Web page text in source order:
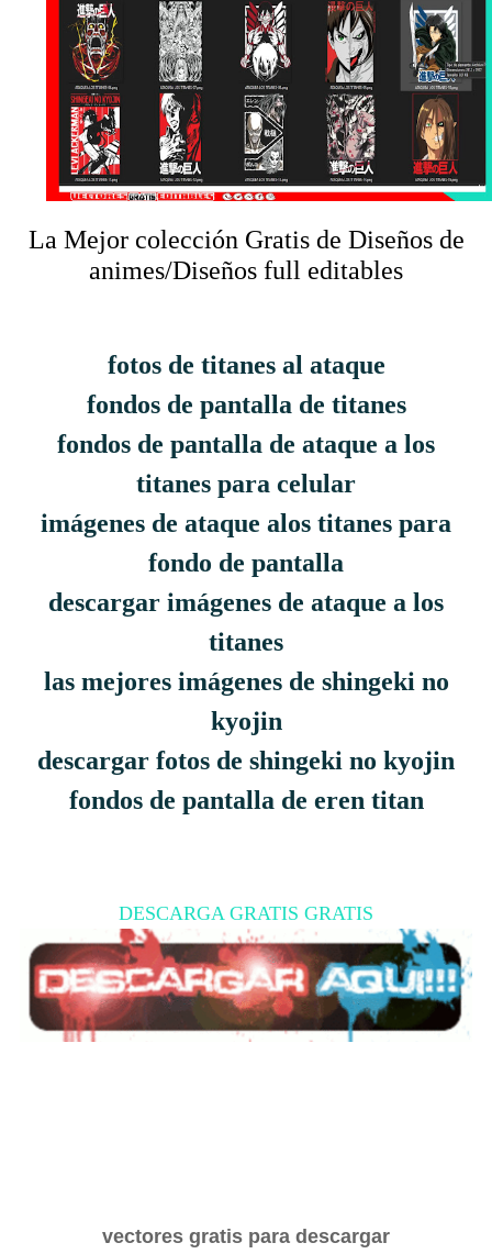
La Mejor colección Gratis de Diseños de
animes/Diseños full editables
fotos de titanes al ataque
fondos de pantalla de titanes
fondos de pantalla de ataque a los
titanes para celular
imágenes de ataque alos titanes para
fondo de pantalla
descargar imágenes de ataque a los
titanes
las mejores imágenes de shingeki no
kyojin
descargar fotos de shingeki no kyojin
fondos de pantalla de eren titan
DESCARGA GRATIS GRATIS
vectores gratis para descargar